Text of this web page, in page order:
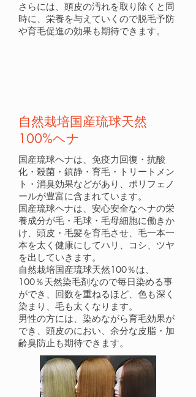
さらには、頭皮の汚れを取り除くと同
時に、栄養を与えていくので脱毛予防
や育毛促進の効果も期待できます。
自然栽培国産琉球天然
100%ヘナ
国産琉球ヘナは、免疫力回復・抗酸
化・殺菌・鎮静・育毛・トリートメン
ト・消臭効果などがあり、ポリフェノ
ールが豊富に含まれています。
国産琉球ヘナは、安心安全なヘナの栄
養成分が毛・毛球・毛母細胞に働きか
け、頭皮・毛髪を育毛させ、毛一本一
本を太く健康にしてハリ、コシ、ツヤ
を出していきます。
自然栽培国産琉球天然100％は、
100％天然染毛剤なので毎日染める事
ができ、回数を重ねるほど、色も深く
染まり、毛も太くなります。
男性の方には、染めながら育毛効果が
でき、頭皮のにおい、余分な皮脂・加
齢臭防止も期待できます。